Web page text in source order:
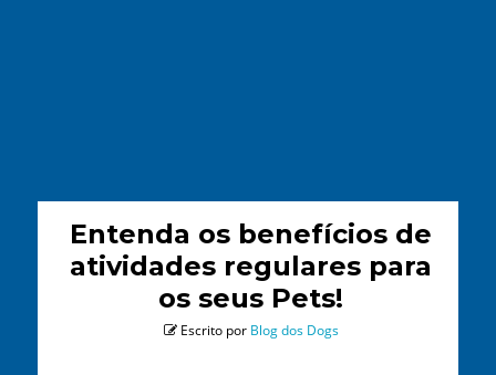
Entenda os benefícios de
atividades regulares para
os seus Pets!
Escrito por Blog dos Dogs